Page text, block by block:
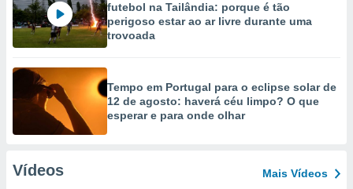
futebol na Tailândia: porque é tão
perigoso estar ao ar livre durante uma
trovoada
Tempo em Portugal para o eclipse solar de
12 de agosto: haverá céu limpo? O que
esperar e para onde olhar
Vídeos Mais Vídeos